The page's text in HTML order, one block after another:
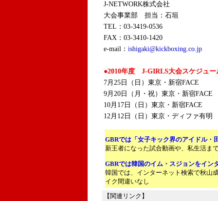
J-NETWORK株式会社
大会事業部 担当：石垣
TEL：03-3419-0536
FAX：03-3410-1420
e-mail： ishigaki@kickboxing.co.jp
●2010年度 J-GIRLS大会スケジュー
7月25日（日）東京・新宿FACE
9月20日（月・祝）東京・新宿FACE
10月17日（日）東京・新宿FACE
12月12日（日）東京・ディファ有明
GBRでは「女子キック界のアイドル・
新王者になった試合動画や、私生活ま
GBRでは韓国のイム・スジョンをイン
韓国では、インターネット検索で秋山
イク間違いなし
【関連リンク】